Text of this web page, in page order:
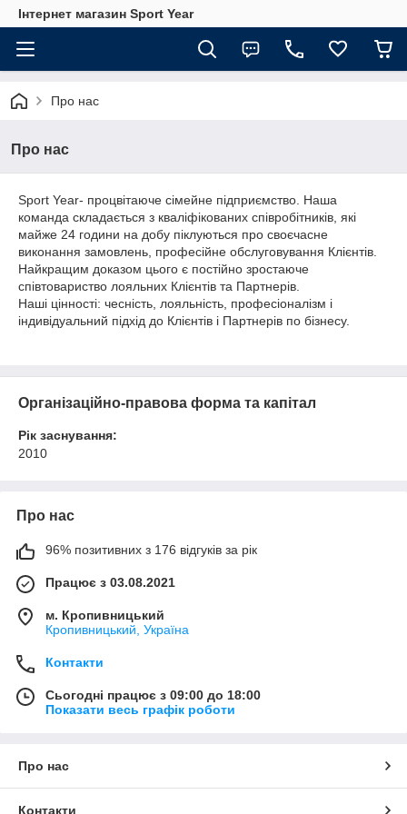
Інтернет магазин Sport Year
Про нас
Про нас
Sport Year- процвітаюче сімейне підприємство. Наша
команда складається з кваліфікованих співробітників, які
майже 24 години на добу піклуються про своєчасне
виконання замовлень, професійне обслуговування Клієнтів.
Найкращим доказом цього є постійно зростаюче
співтовариство лояльних Клієнтів та Партнерів.
Наші цінності: чесність, лояльність, професіоналізм і
індивідуальний підхід до Клієнтів і Партнерів по бізнесу.
Організаційно-правова форма та капітал
Рік заснування:
2010
Про нас
96% позитивних з 176 відгуків за рік
Працює з 03.08.2021
м. Кропивницький
Кропивницький, Україна
Контакти
Сьогодні працює з 09:00 до 18:00
Показати весь графік роботи
Про нас
Контакти